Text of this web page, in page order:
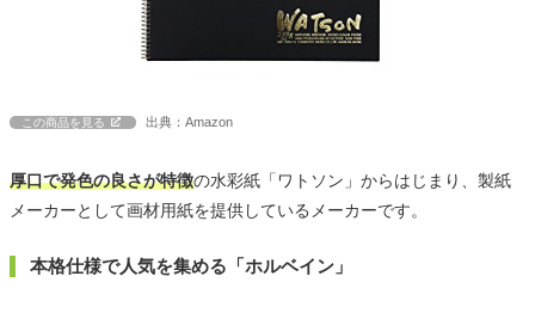
この商品を見る 出典：Amazon
厚口で発色の良さが特徴の水彩紙「ワトソン」からはじまり、製紙
メーカーとして画材用紙を提供しているメーカーです。
本格仕様で人気を集める「ホルベイン」